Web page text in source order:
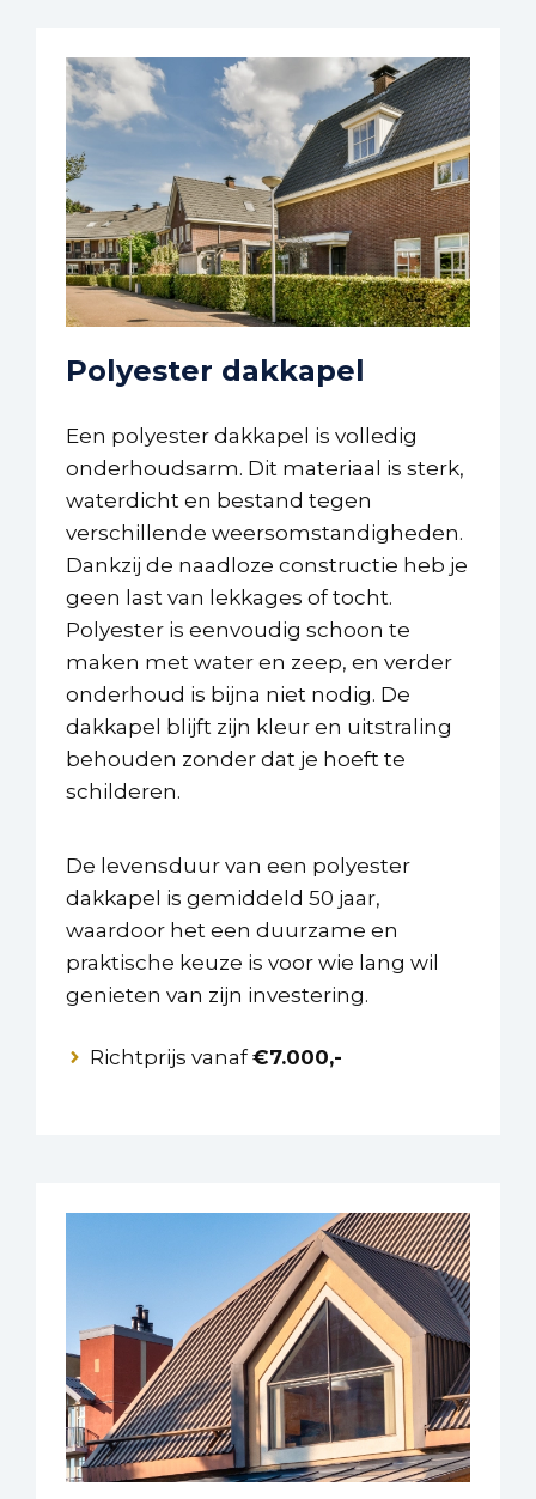
Polyester dakkapel
Een polyester dakkapel is volledig
onderhoudsarm. Dit materiaal is sterk,
waterdicht en bestand tegen
verschillende weersomstandigheden.
Dankzij de naadloze constructie heb je
geen last van lekkages of tocht.
Polyester is eenvoudig schoon te
maken met water en zeep, en verder
onderhoud is bijna niet nodig. De
dakkapel blijft zijn kleur en uitstraling
behouden zonder dat je hoeft te
schilderen.
De levensduur van een polyester
dakkapel is gemiddeld 50 jaar,
waardoor het een duurzame en
praktische keuze is voor wie lang wil
genieten van zijn investering.
Richtprijs vanaf€7.000,-